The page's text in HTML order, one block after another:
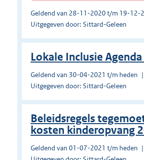
Geldend van 28-11-2020 t/m 19-12-
Uitgegeven door: Sittard-Geleen
Lokale Inclusie
Geldend van 30-04-2021 t/m heden
Uitgegeven door: Sittard-Geleen
Beleidsregels
kosten kinderopvang
Geldend van 01-07-2021 t/m heden